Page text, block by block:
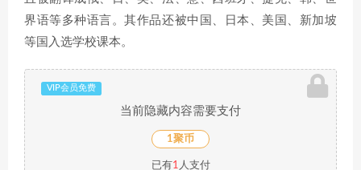
界语等多种语言。其作品还被中国、日本、美国、新加坡
等国入选学校课本。
VIP会员免费
当前隐藏内容需要支付
1聚币
已有1 人支付